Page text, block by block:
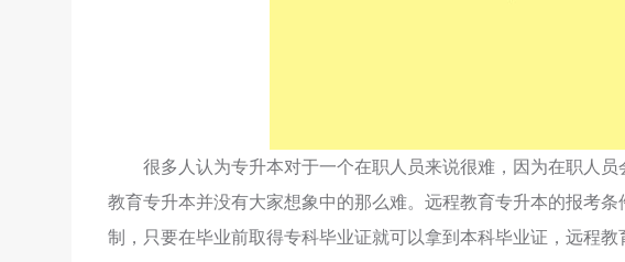
很多人认为专升本对于一个在职人员来说很难，因为在职人员
教育专升本并没有大家想象中的那么难。远程教育专升本的报考
制，只要在毕业前取得专科毕业证就可以拿到本科毕业证，远程